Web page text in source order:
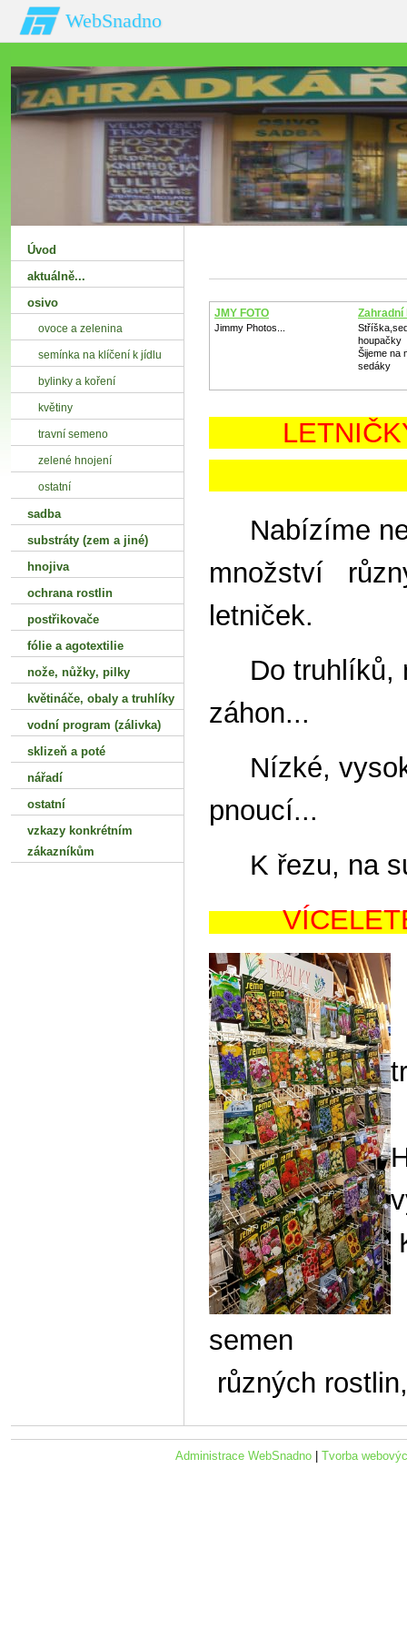
WebSnadno
JMY FOTO
Jimmy Photos...
Zahradní
houpačky
Šijeme na
sedáky
Nabízíme
množství
letniček.
Do truhlíků,
záhon...
Nízké,
pnoucí...
K řezu, na
semen
různých
Úvod
aktuálně...
osivo
ovoce a zelenina
semínka na klíčení k jídlu
bylinky a koření
květiny
travní semeno
zelené hnojení
ostatní
sadba
substráty (zem a jiné)
hnojiva
ochrana rostlin
postřikovače
fólie a agotextilie
nože‚ nůžky‚ pilky
květináče‚ obaly a truhlíky
vodní program (zálivka)
sklizeň a poté
nářadí
ostatní
vzkazy konkrétním
zákazníkům
Administrace WebSnadno Tvorba